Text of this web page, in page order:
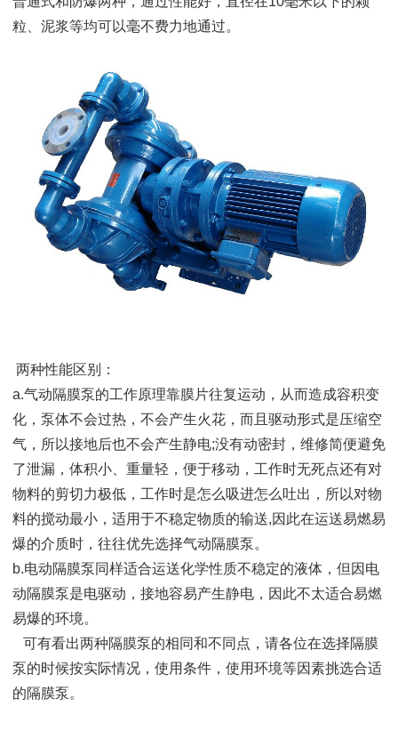
粒、泥浆等均可以毫不费力地通过。
两种性能区别：
a.气动隔膜泵的工作原理靠膜片往复运动，从而造成容积变
化，泵体不会过热，不会产生火花，而且驱动形式是压缩空
气，所以接地后也不会产生静电;没有动密封，维修简便避免
了泄漏，体积小、重量轻，便于移动，工作时无死点还有对
物料的剪切力极低，工作时是怎么吸进怎么吐出，所以对物
料的搅动最小，适用于不稳定物质的输送,因此在运送易燃易
爆的介质时，往往优先选择气动隔膜泵。
b.电动隔膜泵同样适合运送化学性质不稳定的液体，但因电
动隔膜泵是电驱动，接地容易产生静电，因此不太适合易燃
易爆的环境。
可有看出两种隔膜泵的相同和不同点，请各位在选择隔膜
泵的时候按实际情况，使用条件，使用环境等因素挑选合适
的隔膜泵。